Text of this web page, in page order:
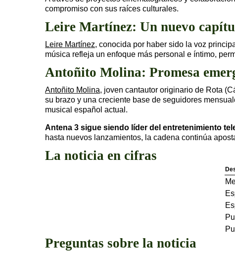
compromiso con sus raíces culturales.
Leire Martínez: Un nuevo
Leire Martínez, conocida por haber sido la voz
música refleja un enfoque más personal e íntimo,
Antoñito Molina: Promesa
Antoñito Molina, joven cantautor originario de Rota
su brazo y una creciente base de seguidores
musical español actual.
Antena 3 sigue siendo líder del entretenimiento
hasta nuevos lanzamientos, la cadena continúa
La noticia en cifras
Preguntas sobre la noticia